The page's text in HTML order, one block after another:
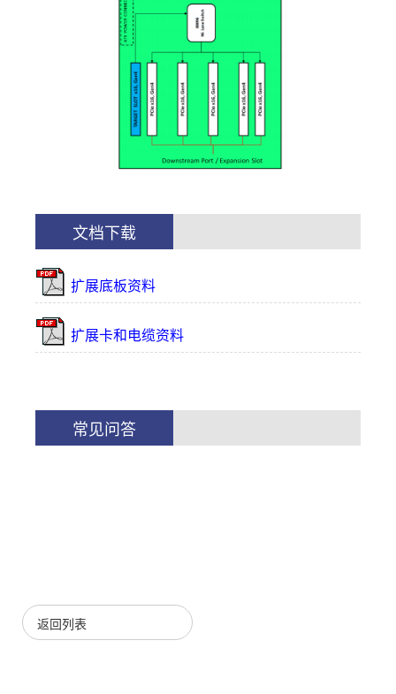
文档下载
扩展底板资料
扩展卡和电缆资料
常见问答
返回列表